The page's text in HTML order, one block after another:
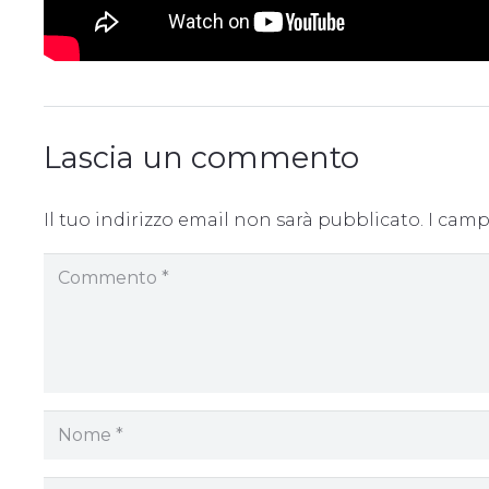
Lascia un commento
Il tuo indirizzo email non sarà pubblicato. I